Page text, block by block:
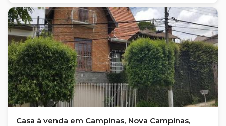
Casa à venda em Campinas, Nova Campinas,